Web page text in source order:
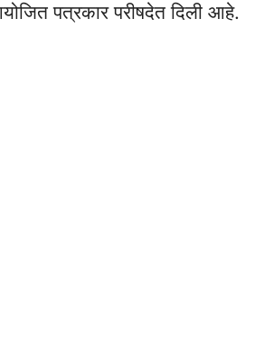
पत्रकार परीषदेत दिली आहे.